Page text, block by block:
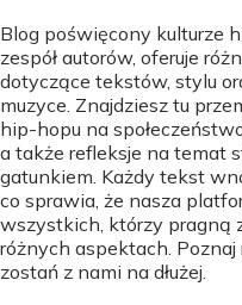
Blog poświęcony kulturze
zespół autorów, oferuje
dotyczące tekstów, stylu
muzyce. Znajdziesz tu
hip-hopu na
a także refleksje na temat
gatunkiem. Każdy tekst
co sprawia, że nasza
wszystkich, którzy pragną
różnych aspektach.
zostań z nami na dłużej.